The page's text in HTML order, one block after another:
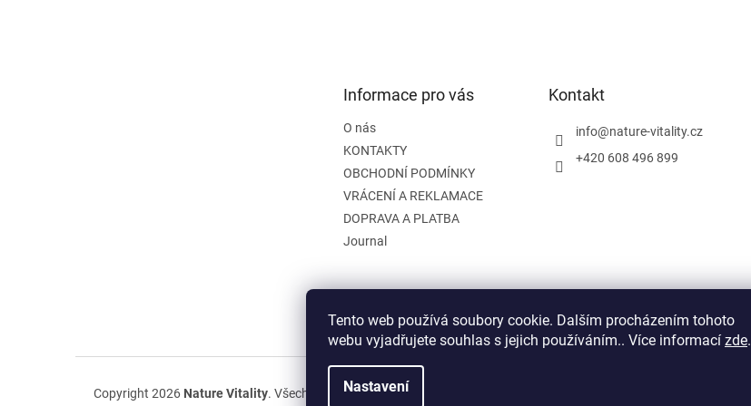
Tento web používá soubory cookie. Dalším procházením tohoto
webu vyjadřujete souhlas s jejich používáním.. Více informací zde.
Nastavení
Informace pro vás
O nás
KONTAKTY
OBCHODNÍ PODMÍNKY
VRÁCENÍ A REKLAMACE
DOPRAVA A PLATBA
Journal
Kontakt
info@nature-vitality.cz
+420 608 496 899
Instagram Facebook
Copyright 2026 Nature Vitality. Všechna práva vyhrazena.